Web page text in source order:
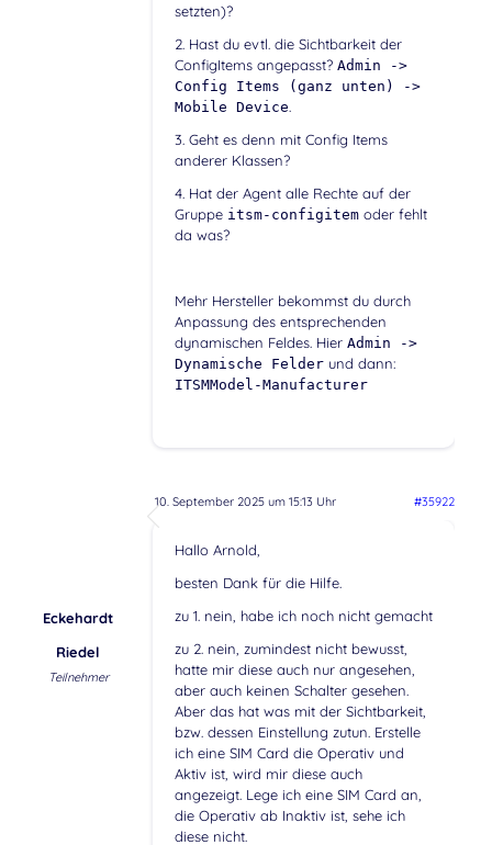
setzten)?
2. Hast du evtl. die Sichtbarkeit der
ConfigItems angepasst? Admin ->
Config Items (ganz unten) ->
Mobile Device.
3. Geht es denn mit Config Items
anderer Klassen?
4. Hat der Agent alle Rechte auf der
Gruppe itsm-configitemoder fehlt
da was?
Mehr Hersteller bekommst du durch
Anpassung des entsprechenden
dynamischen Feldes. Hier Admin ->
Dynamische Felderund dann:
ITSMModel-Manufacturer
10. September 2025 um 15:13 Uhr #35922
Eckehardt
Riedel
Teilnehmer
Hallo Arnold,
besten Dank für die Hilfe.
zu 1. nein, habe ich noch nicht gemacht
zu 2. nein, zumindest nicht bewusst,
hatte mir diese auch nur angesehen,
aber auch keinen Schalter gesehen.
Aber das hat was mit der Sichtbarkeit,
bzw. dessen Einstellung zutun. Erstelle
ich eine SIM Card die Operativ und
Aktiv ist, wird mir diese auch
angezeigt. Lege ich eine SIM Card an,
die Operativ ab Inaktiv ist, sehe ich
diese nicht.